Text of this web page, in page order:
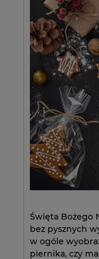
Święta Bożego
bez pysznych
w ogóle
piernika, czy